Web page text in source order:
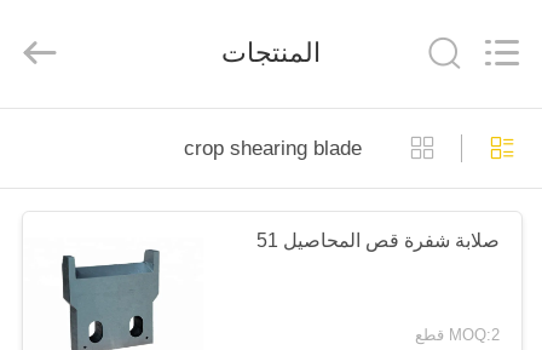
المنزل
المنتجات
Co.，
المنتجات
crop shearing blade
صلابة شفرة قص المحاصيل 51
MOQ:2 قطع